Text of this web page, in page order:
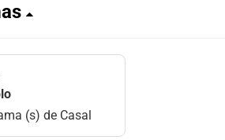
(s) de Casal